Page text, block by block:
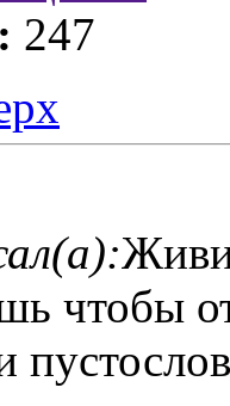
247
чтобы